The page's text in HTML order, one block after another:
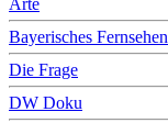
Bayerisches Fernsehen
Die Frage
DW Doku